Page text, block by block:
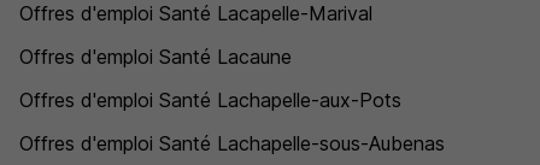
Offres d'emploi Santé Lacapelle-Marival
Offres d'emploi Santé Lacaune
Offres d'emploi Santé Lachapelle-aux-Pots
Offres d'emploi Santé Lachapelle-sous-Aubenas